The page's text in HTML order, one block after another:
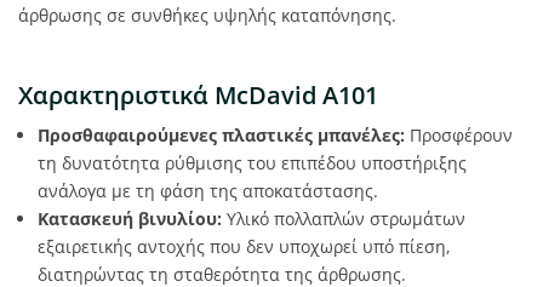
άρθρωσης σε συνθήκες υψηλής καταπόνησης.
Χαρακτηριστικά McDavid A101
Προσθαφαιρούμενες πλαστικές μπανέλες: Προσφέρουν
τη δυνατότητα ρύθμισης του επιπέδου υποστήριξης
ανάλογα με τη φάση της αποκατάστασης.
Κατασκευή βινυλίου: Υλικό πολλαπλών στρωμάτων
εξαιρετικής αντοχής που δεν υποχωρεί υπό πίεση,
διατηρώντας τη σταθερότητα της άρθρωσης.